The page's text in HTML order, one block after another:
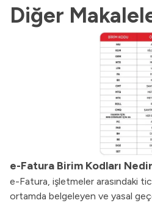
Diğer
e-Fatura Birim Kodları
e-Fatura, işletmeler arasındaki
ortamda belgeleyen ve yasal